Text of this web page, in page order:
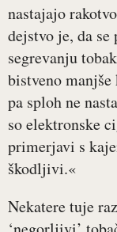
nastajajo
dejstvo je, da
segrevanju
bistveno
pa sploh ne
so elektronske
primerjavi s
škodljivi.«
Nekatere tuje